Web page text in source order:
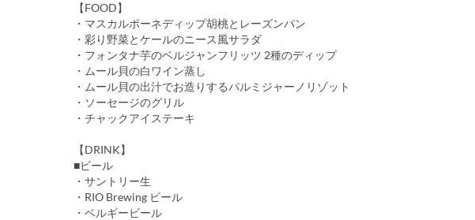
【FOOD】
・マスカルポーネディップ胡桃とレーズンパン
・彩り野菜とケールのニース風サラダ
・フォンタナ芋のベルジャンフリッツ 2種のディップ
・ムール貝の白ワイン蒸し
・ムール貝の出汁でお造りするパルミジャーノリゾット
・ソーセージのグリル
・チャックアイステーキ
【DRINK】
■ビール
・サントリー生
・RIO Brewing ビール
・ベルギービール